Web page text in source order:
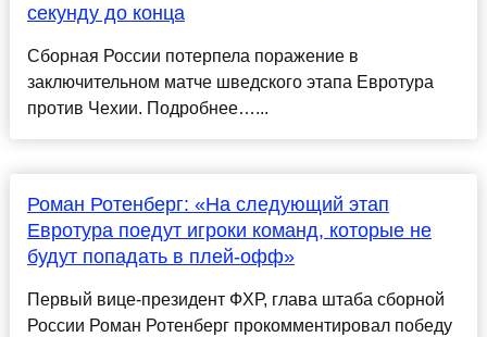
секунду до конца
Сборная России потерпела поражение в
заключительном матче шведского этапа Евротура
против Чехии. Подробнее…...
Роман Ротенберг: «На следующий этап
Евротура поедут игроки команд, которые не
будут попадать в плей-офф»
Первый вице-президент ФХР, глава штаба сборной
России Роман Ротенберг прокомментировал победу